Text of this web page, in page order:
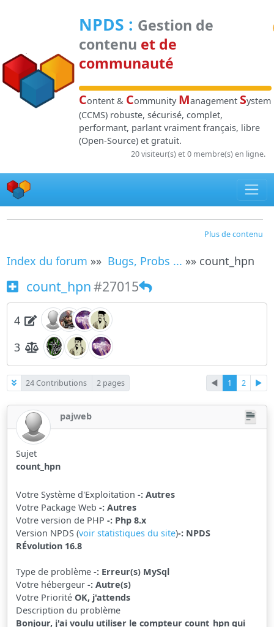
NPDS : Gestion de
contenu et de
communauté
Content & Community Management System
(CCMS) robuste, sécurisé, complet,
performant, parlant vraiment français, libre
(Open-Source) et gratuit.
20 visiteur(s) et 0 membre(s) en ligne.
Plus de contenu
Index du forum »» Bugs, Probs ... »» count_hpn
count_hpn#27015
4
3
24 Contributions 2 pages ◄ 1 2 ►
pajweb
Sujet
count_hpn
Votre Système d'Exploitation-: Autres
Votre Package Web-: Autres
Votre version de PHP-: Php 8.x
Version NPDS (voir statistiques du site)-: NPDS
RÉvolution 16.8
Type de problème-: Erreur(s) MySql
Votre hébergeur-: Autre(s)
Votre Priorité OK, j'attends
Description du problème
Bonjour, j'ai voulu utiliser le compteur count_hpn qui